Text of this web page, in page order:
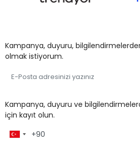
Kampanya, duyuru,
olmak istiyorum.
Kampanya, duyuru ve
için kayıt olun.